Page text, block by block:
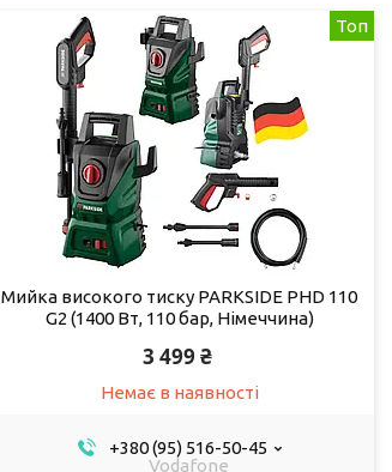
Топ
Мийка високого тиску PARKSIDE PHD 110
G2 (1400 Вт, 110 бар, Німеччина)
3 499 ₴
Немає в наявності
+380 (95) 516-50-45
Vodafone